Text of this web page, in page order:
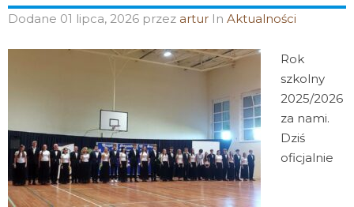
Dodane 01 lipca, 2026 przez artur In Aktualności
Rok
szkolny
2025/2026
za nami.
Dziś
oficjalnie